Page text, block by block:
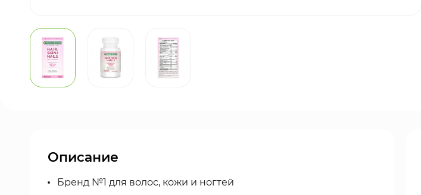
Описание
Бренд №1 для волос, кожи и ногтей